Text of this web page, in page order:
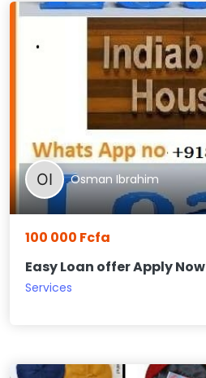
Osman Ibrahim
100 000 Fcfa
Easy Loan offer Apply Now
Services